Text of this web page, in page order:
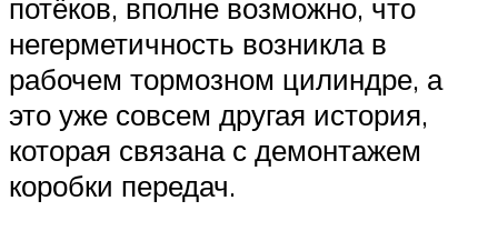
потёков, вполне возможно, что
негерметичность возникла в
рабочем тормозном цилиндре, а
это уже совсем другая история,
которая связана с демонтажем
коробки передач.